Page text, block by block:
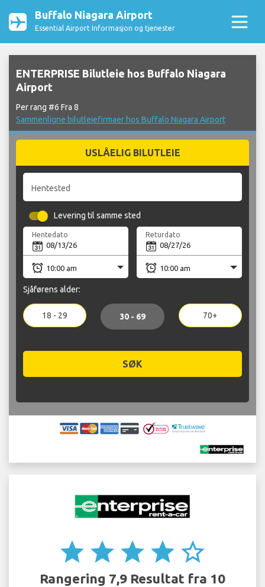
Buffalo Niagara Airport
Essential Airport Informasjon og tjenester
ENTERPRISE Bilutleie hos Buffalo Niagara
Airport
Per rang #6 Fra 8
Sammenligne bilutleiefirmaer hos Buffalo Niagara Airport
USLÅELIG BILUTLEIE
Hentested
Levering til samme sted
Hentedato Returdato
Sjåførens alder:
18 - 29 30 - 69 70+
SØK
star star star star star_border
Rangering 7,9 Resultat fra 10